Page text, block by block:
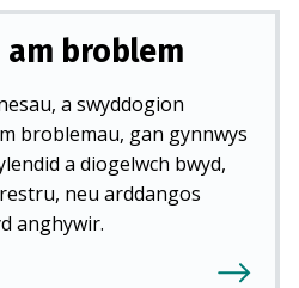
am broblem
a swyddogion
broblemau, gan gynnwys
a diogelwch bwyd,
neu arddangos
anghywir.